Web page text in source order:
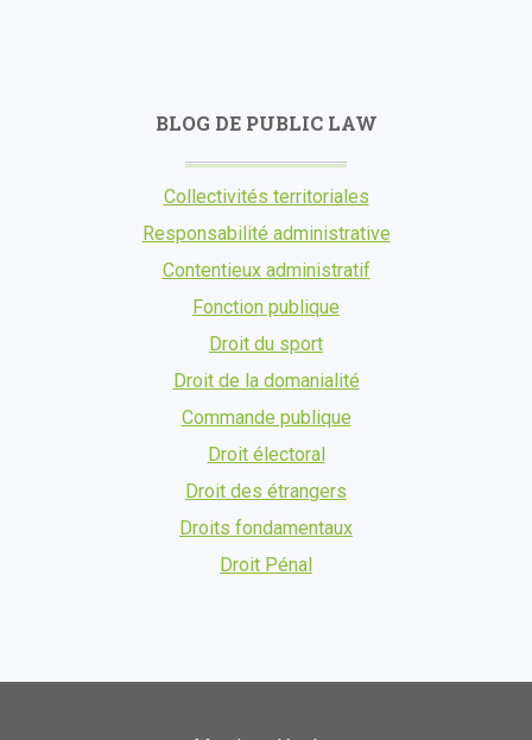
BLOG DE PUBLIC LAW
Collectivités territoriales
Responsabilité administrative
Contentieux administratif
Fonction publique
Droit du sport
Droit de la domanialité
Commande publique
Droit électoral
Droit des étrangers
Droits fondamentaux
Droit Pénal